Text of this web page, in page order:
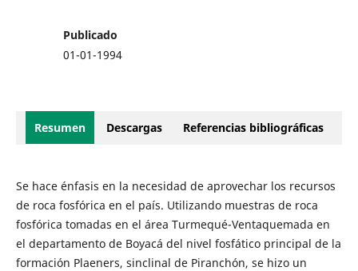
Publicado
01-01-1994
Resumen Descargas Referencias bibliográficas
Se hace énfasis en la necesidad de aprovechar los recursos
de roca fosfórica en el país. Utilizando muestras de roca
fosfórica tomadas en el área Turmequé-Ventaquemada en
el departamento de Boyacá del nivel fosfático principal de la
formación Plaeners, sinclinal de Piranchón, se hizo un